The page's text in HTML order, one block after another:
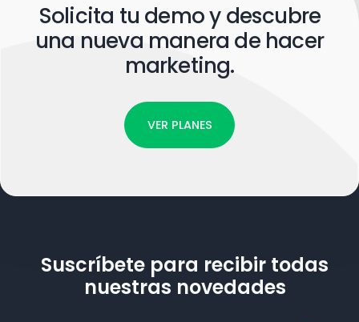
Solicita tu demo y descubre
una nueva manera de hacer
marketing.
VER PLANES
Suscríbete para recibir todas
nuestras novedades